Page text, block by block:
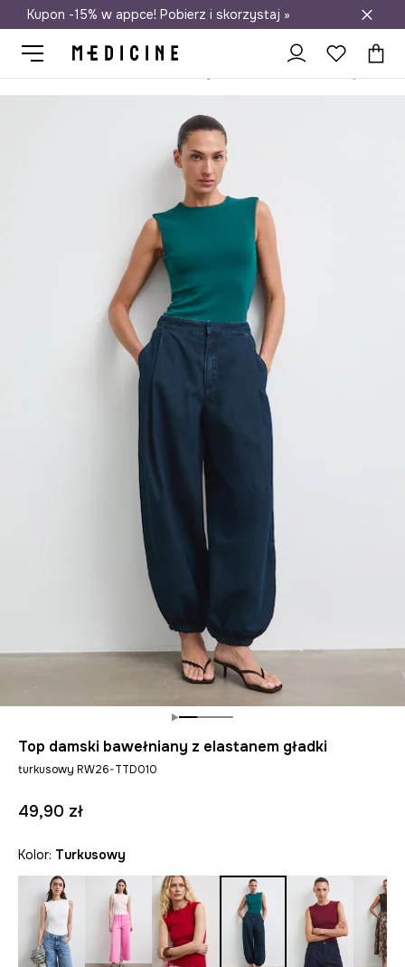
Darmowa dostawa do salonów
Kupon -15% w appce! Pobierz i skorzystaj »
Top damski bawełniany z elastanem gładki
turkusowy RW26-TTD010
49,90 zł
Kolor: turkusowy